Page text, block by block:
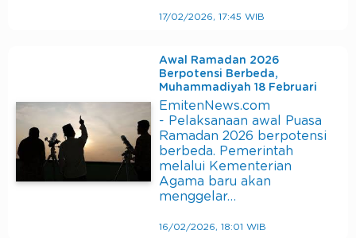
17/02/2026, 17:45 WIB
Awal Ramadan 2026
Berpotensi Berbeda,
Muhammadiyah 18 Februari
EmitenNews.com
- Pelaksanaan awal Puasa
Ramadan 2026 berpotensi
berbeda. Pemerintah
melalui Kementerian
Agama baru akan
menggelar…
16/02/2026, 18:01 WIB